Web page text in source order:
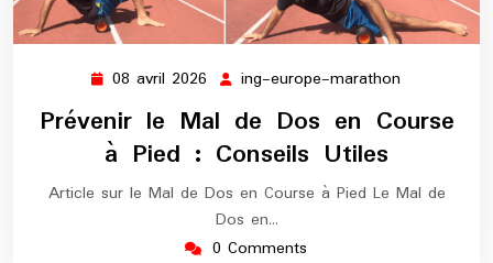
08 avril 2026 08
avril
2026
ing-europe-marathon
marathon
Prévenir le Mal de Dos en Course
à Pied : Conseils Utiles
Article sur le Mal de Dos en Course à Pied Le Mal de
Dos en…
0 Comments